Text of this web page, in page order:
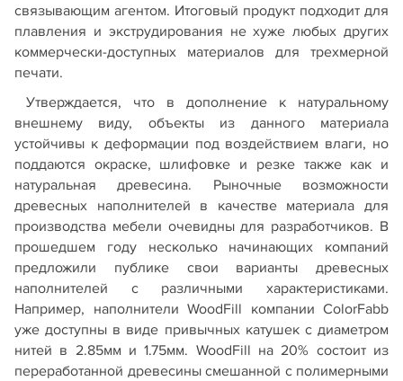
связывающим агентом. Итоговый продукт подходит для
плавления и экструдирования не хуже любых других
коммерчески-доступных материалов для трехмерной
печати.
Утверждается, что в дополнение к натуральному
внешнему виду, объекты из данного материала
устойчивы к деформации под воздействием влаги, но
поддаются окраске, шлифовке и резке также как и
натуральная древесина. Рыночные возможности
древесных наполнителей в качестве материала для
производства мебели очевидны для разработчиков. В
прошедшем году несколько начинающих компаний
предложили публике свои варианты древесных
наполнителей с различными характеристиками.
Например, наполнители WoodFill компании ColorFabb
уже доступны в виде привычных катушек с диаметром
нитей в 2.85мм и 1.75мм. WoodFill на 20% состоит из
переработанной древесины смешанной с полимерными